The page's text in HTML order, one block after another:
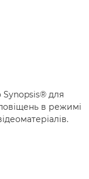
Synopsis® для
в режимі